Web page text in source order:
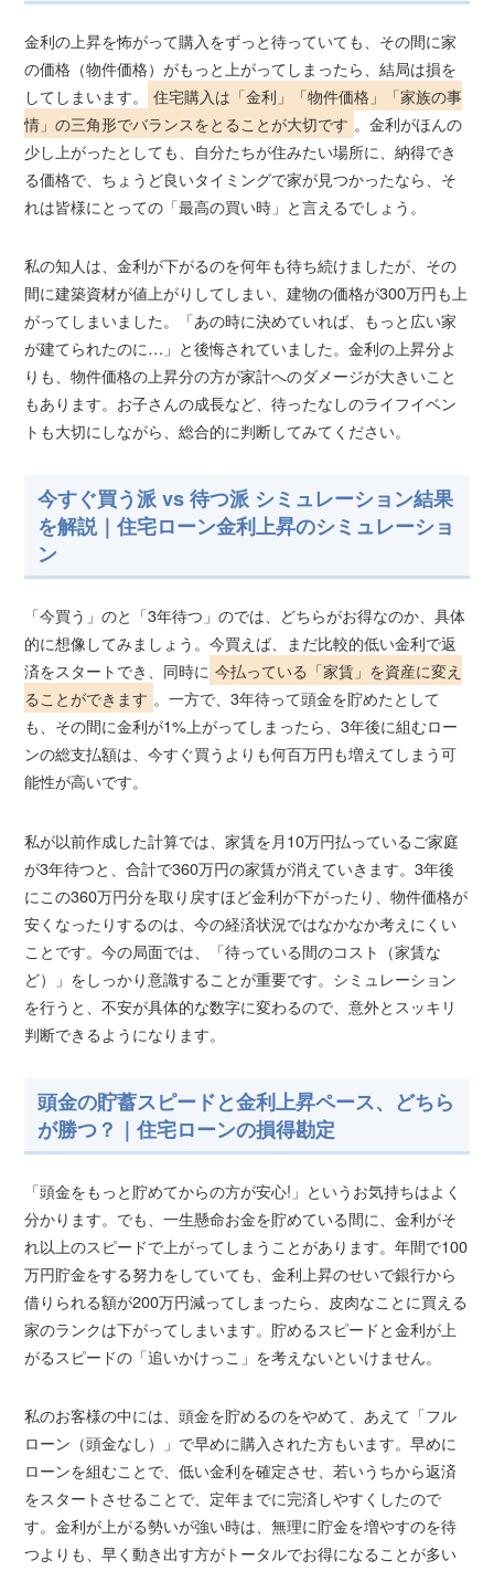
金利の上昇を怖がって購入をずっと待っていても、その間に家
の価格（物件価格）がもっと上がってしまったら、結局は損を
してしまいます。
住宅購入は「金利」「物件価格」「家族の事
情」の三角形でバランスをとることが大切です 。金利がほんの
少し上がったとしても、自分たちが住みたい場所に、納得でき
る価格で、ちょうど良いタイミングで家が見つかったなら、そ
れは皆様にとっての「最高の買い時」と言えるでしょう。
私の知人は、金利が下がるのを何年も待ち続けましたが、その
間に建築資材が値上がりしてしまい、建物の価格が300万円も上
がってしまいました。「あの時に決めていれば、もっと広い家
が建てられたのに…」と後悔されていました。金利の上昇分よ
りも、物件価格の上昇分の方が家計へのダメージが大きいこと
もあります。お子さんの成長など、待ったなしのライフイベン
トも大切にしながら、総合的に判断してみてください。
今すぐ買う派 vs 待つ派 シミュレーション結果
を解説｜住宅ローン金利上昇のシミュレーショ
ン
「今買う」のと「3年待つ」のでは、どちらがお得なのか、具体
的に想像してみましょう。今買えば、まだ比較的低い金利で返
済をスタートでき、同時に 今払っている「家賃」を資産に変え
ることができます 。一方で、3年待って頭金を貯めたとして
も、その間に金利が1%上がってしまったら、3年後に組むロー
ンの総支払額は、今すぐ買うよりも何百万円も増えてしまう可
能性が高いです。
私が以前作成した計算では、家賃を月10万円払っているご家庭
が3年待つと、合計で360万円の家賃が消えていきます。3年後
にこの360万円分を取り戻すほど金利が下がったり、物件価格が
安くなったりするのは、今の経済状況ではなかなか考えにくい
ことです。今の局面では、「待っている間のコスト（家賃な
ど）」をしっかり意識することが重要です。シミュレーション
を行うと、不安が具体的な数字に変わるので、意外とスッキリ
判断できるようになります。
頭金の貯蓄スピードと金利上昇ペース、どちら
が勝つ？｜住宅ローンの損得勘定
「頭金をもっと貯めてからの方が安心!」というお気持ちはよく
分かります。でも、一生懸命お金を貯めている間に、金利がそ
れ以上のスピードで上がってしまうことがあります。年間で100
万円貯金をする努力をしていても、金利上昇のせいで銀行から
借りられる額が200万円減ってしまったら、皮肉なことに買える
家のランクは下がってしまいます。貯めるスピードと金利が上
がるスピードの「追いかけっこ」を考えないといけません。
私のお客様の中には、頭金を貯めるのをやめて、あえて「フル
ローン（頭金なし）」で早めに購入された方もいます。早めに
ローンを組むことで、低い金利を確定させ、若いうちから返済
をスタートさせることで、定年までに完済しやすくしたので
す。金利が上がる勢いが強い時は、無理に貯金を増やすのを待
つよりも、早く動き出す方がトータルでお得になることが多い